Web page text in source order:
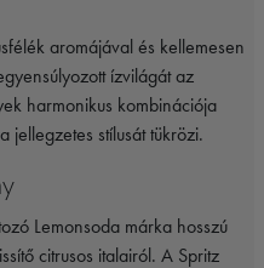
aromájával és kellemesen
ízvilágát az
harmonikus kombinációja
jellegzetes stílusát tükrözi.
Lemonsoda márka hosszú
citrusos italairól. A Spritz